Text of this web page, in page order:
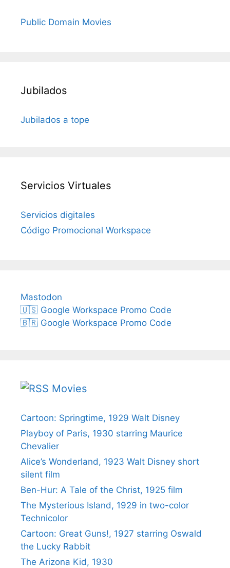
Public Domain Movies
Jubilados
Jubilados a tope
Servicios Virtuales
Servicios digitales
Código Promocional Workspace
Mastodon
🇺🇸 Google Workspace Promo Code
🇧🇷 Google Workspace Promo Code
Movies
Cartoon: Springtime, 1929 Walt Disney
Playboy of Paris, 1930 starring Maurice
Chevalier
Alice’s Wonderland, 1923 Walt Disney short
silent film
Ben-Hur: A Tale of the Christ, 1925 film
The Mysterious Island, 1929 in two-color
Technicolor
Cartoon: Great Guns!, 1927 starring Oswald
the Lucky Rabbit
The Arizona Kid, 1930